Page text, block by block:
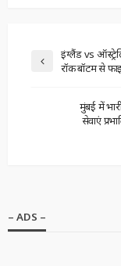
इंग्लैंड vs
रॉक बॉटम से
मुंबई में
सेवाएं
– ADS –